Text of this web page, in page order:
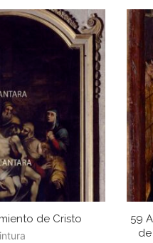
de Cristo
59